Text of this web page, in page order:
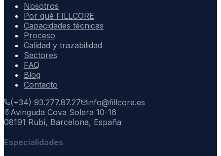
Nosotros
Por qué FILLCORE
Capacidades técnicas
Proceso
Calidad y trazabilidad
Sectores
FAQ
Blog
Contacto
(+34) 93.277.87.27
info@fillcore.es
Avinguda Cova Solera 10-16
08191 Rubí, Barcelona, España
Especialidades